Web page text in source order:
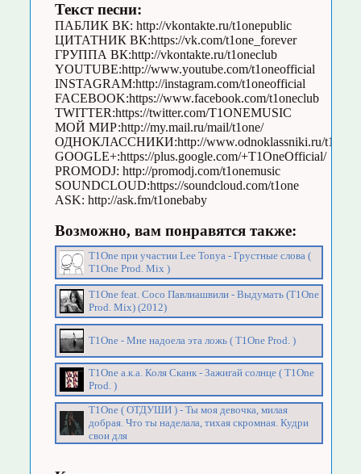
Текст песни:
ПАБЛИК ВК: http://vkontakte.ru/t1onepublic
ЦИТАТНИК ВК:https://vk.com/t1one_forever
ГРУППА ВК:http://vkontakte.ru/t1oneclub
YOUTUBE:http://www.youtube.com/t1oneofficial
INSTAGRAM:http://instagram.com/t1oneofficial
FACEBOOK:https://www.facebook.com/t1oneclub
TWITTER:https://twitter.com/T1ONEMUSIC
МОЙ МИР:http://my.mail.ru/mail/t1one/
ОДНОКЛАССНИКИ:http://www.odnoklassniki.ru/
GOOGLE+:https://plus.google.com/+T1OneOfficial/
PROMODJ: http://promodj.com/t1onemusic
SOUNDCLOUD:https://soundcloud.com/t1one
ASK: http://ask.fm/t1onebaby
Возможно, вам понравятся также:
T1One при участии Lee Tonya - Грустные слова (
T1One Prod. Mix )
T1One feat. Сосо Павлиашвили - Выдумать (T1One
Prod. Mix) (2012)
T1One - Мне надоела эта ложь ( T1One Prod. )
T1One а.к.а. Коля Сканк - Зажигай солнце ( T1One
Prod. )
T1One ( ОТДУШИ ) - Ты моя девочка, милая
добрая. Что ты наделала, тихая скромная. Кудри
свои для